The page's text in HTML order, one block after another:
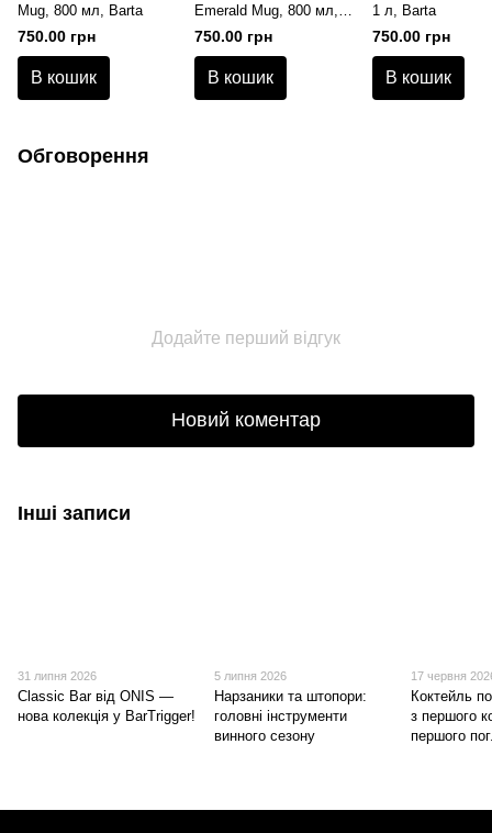
Mug, 800 мл, Barta
750.00 грн
В кошик
Emerald Mug, 800 мл,
Barta
750.00 грн
В кошик
1 л, Barta
750.00 грн
В кошик
Обговорення
Додайте перший відгук
Новий коментар
Інші записи
31 липня 2026
Classic Bar від ONIS —
нова колекція у BarTrigger!
5 липня 2026
Нарзаники та штопори:
головні інструменти
винного сезону
17 червня
Коктейль
з першого
першого